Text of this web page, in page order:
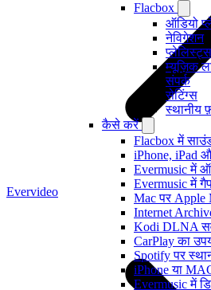
Flacbox
ऑडियो
नेविगेशन
प्लेलिस्ट्स
म्यूज़िक
संपर्क
सेटिंग्स
स्थानीय
कैसे करें
Flacbox में
iPhone, iPad
Evermusic में
Evermusic में
Mac पर Apple
Internet
Kodi DLNA
CarPlay का
Spotify पर
iPhone या
Evermusic में
Evervideo